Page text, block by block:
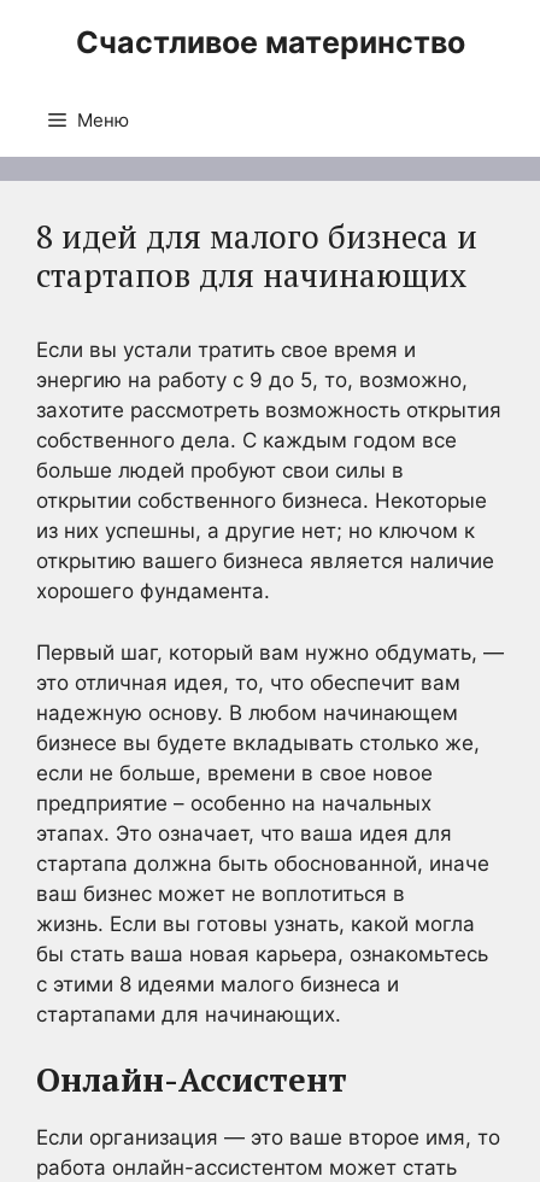
Счастливое материнство
Меню
8 идей для малого бизнеса и
стартапов для начинающих
Если вы устали тратить свое время и
энергию на работу с 9 до 5, то, возможно,
захотите рассмотреть возможность открытия
собственного дела. С каждым годом все
больше людей пробуют свои силы в
открытии собственного бизнеса. Некоторые
из них успешны, а другие нет; но ключом к
открытию вашего бизнеса является наличие
хорошего фундамента.
Первый шаг, который вам нужно обдумать, —
это отличная идея, то, что обеспечит вам
надежную основу. В любом начинающем
бизнесе вы будете вкладывать столько же,
если не больше, времени в свое новое
предприятие – особенно на начальных
этапах. Это означает, что ваша идея для
стартапа должна быть обоснованной, иначе
ваш бизнес может не воплотиться в
жизнь. Если вы готовы узнать, какой могла
бы стать ваша новая карьера, ознакомьтесь
с этими 8 идеями малого бизнеса и
стартапами для начинающих.
Онлайн-Ассистент
Если организация — это ваше второе имя, то
работа онлайн-ассистентом может стать